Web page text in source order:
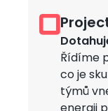
Obrázek
Řídíme
co je
týmů